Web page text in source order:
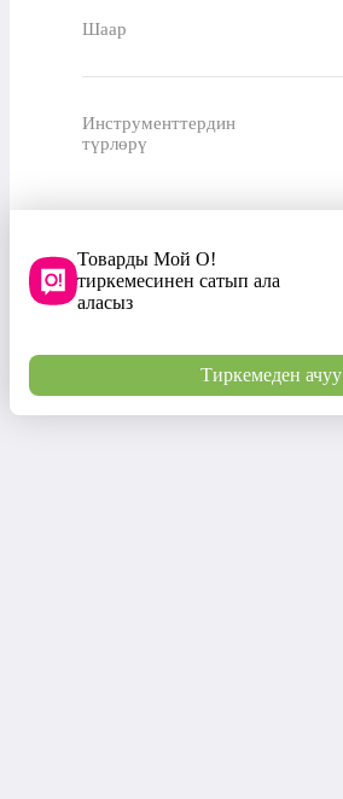
Шаар
Инструменттердин
түрлөрү
Товарды Мой О!
тиркемесинен сатып ала
аласыз
Тиркемеден ачуу